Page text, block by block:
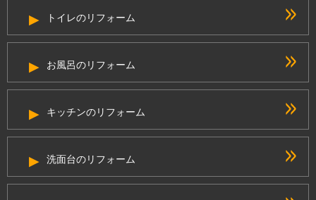
トイレのリフォーム
お風呂のリフォーム
キッチンのリフォーム
洗面台のリフォーム